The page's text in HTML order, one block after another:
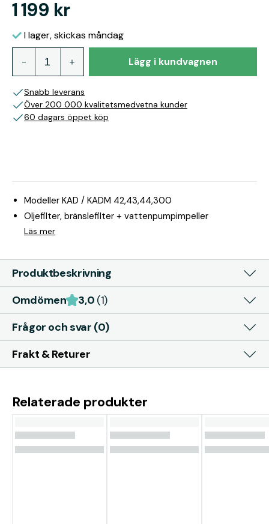
1 199 kr
I lager, skickas måndag
Lägg i kundvagnen
Snabb leverans
Över 200 000 kvalitetsmedvetna kunder
60 dagars öppet köp
Modeller KAD / KADM 42,43,44,300
Oljefilter, bränslefilter + vattenpumpimpeller
Läs mer
Produktbeskrivning
Omdömen
3,0 (1)
Frågor och svar (0)
Frakt & Returer
Relaterade produkter